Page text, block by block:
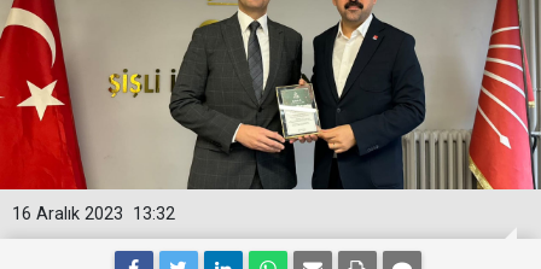
13:32
16 Aralık 2023